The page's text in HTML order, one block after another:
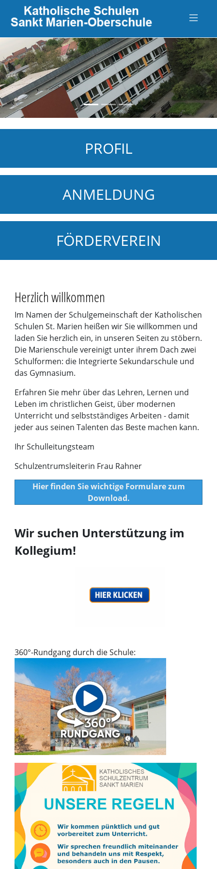
zurück
PROFIL
ANMELDUNG
FÖRDERVEREIN
Herzlich willkommen
Im Namen der Schulgemeinschaft der Katholischen
Schulen St. Marien heißen wir Sie willkommen und
laden Sie herzlich ein, in unseren Seiten zu stöbern.
Die Marienschule vereinigt unter ihrem Dach zwei
Schulformen: die Integrierte Sekundarschule und
das Gymnasium.
Erfahren Sie mehr über das Lehren, Lernen und
Leben im christlichen Geist, über modernen
Unterricht und selbstständiges Arbeiten - damit
jeder aus seinen Talenten das Beste machen kann.
Ihr Schulleitungsteam
Schulzentrumsleiterin Frau Rahner
Hier finden Sie wichtige Formulare zum
Download.
Wir suchen Unterstützung im
Kollegium!
360°-Rundgang durch die Schule: